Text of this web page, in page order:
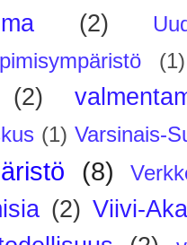
(2)
(1)
(2)
(1) Varsinais-
(8)
(2) Viivi-